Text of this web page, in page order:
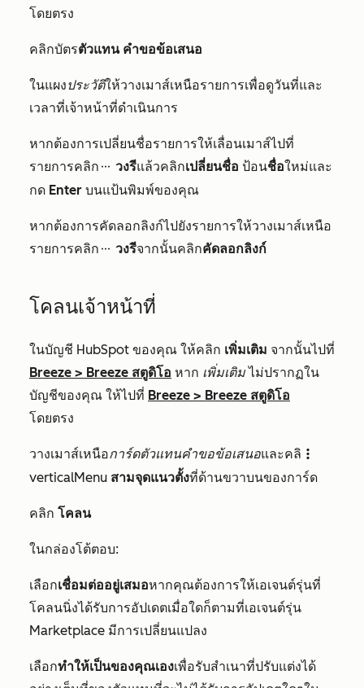
โดยตรง
คลิกบัตรตัวแทน คำขอข้อเสนอ
ในแผงประวัติให้วางเมาส์เหนือรายการเพื่อดูวันที่และ
เวลาที่เจ้าหน้าที่ดำเนินการ
หากต้องการเปลี่ยนชื่อรายการให้เลื่อนเมาส์ไปที่
รายการคลิก ellipses วงรีแล้วคลิกเปลี่ยนชื่อ ป้อนชื่อใหม่และ
กด Enter บนแป้นพิมพ์ของคุณ
หากต้องการคัดลอกลิงก์ไปยังรายการให้วางเมาส์เหนือ
รายการคลิก ellipses วงรีจากนั้นคลิกคัดลอกลิงก์
โคลนเจ้าหน้าที่
ในบัญชี HubSpot ของคุณ ให้คลิก เพิ่มเติม จากนั้นไปที่
Breeze > Breeze สตูดิโอ หาก เพิ่มเติมไม่ปรากฏใน
บัญชีของคุณ ให้ไปที่ Breeze > Breeze สตูดิโอ
โดยตรง
วางเมาส์เหนือการ์ดตัวแทนคำขอข้อเสนอและคลิ verticalMenu
verticalMenu สามจุดแนวตั้งที่ด้านขวาบนของการ์ด
คลิก โคลน
ในกล่องโต้ตอบ:
เลือกเชื่อมต่ออยู่เสมอหากคุณต้องการให้เอเจนต์รุ่นที่
โคลนนิ่งได้รับการอัปเดตเมื่อใดก็ตามที่เอเจนต์รุ่น
Marketplace มีการเปลี่ยนแปลง
เลือกทำให้เป็นของคุณเองเพื่อรับสำเนาที่ปรับแต่งได้